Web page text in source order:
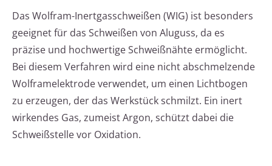
Das Wolfram-Inertgasschweißen (WIG) ist besonders
geeignet für das Schweißen von Aluguss, da es
präzise und hochwertige Schweißnähte ermöglicht.
Bei diesem Verfahren wird eine nicht abschmelzende
Wolframelektrode verwendet, um einen Lichtbogen
zu erzeugen, der das Werkstück schmilzt. Ein inert
wirkendes Gas, zumeist Argon, schützt dabei die
Schweißstelle vor Oxidation.